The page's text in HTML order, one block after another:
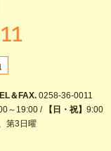
＆FAX. 0258-36-0011
～19:00 / 【日・祝】9:00
第3日曜